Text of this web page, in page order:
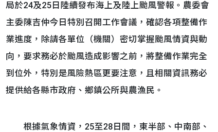
局於24及25日陸續發布海上及陸上颱風警報。農委會
主委陳吉仲今日特別召開工作會議，確認各項整備作
業進度，除請各單位（機關）密切掌握颱風情資與動
向，要求務必於颱風造成影響之前，將整備作業完全
到位外，特別是風險熱區更要注意，且相關資訊務必
提供給各縣市政府、鄉鎮公所與農漁民。
根據氣象情資，25至28日間，東半部、中南部、